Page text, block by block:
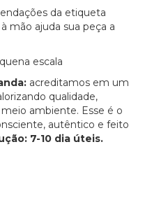
da etiqueta
mão ajuda sua peça a
escala
acreditamos em um
qualidade,
ambiente. Esse é o
autêntico e feito
7-10 dia úteis.